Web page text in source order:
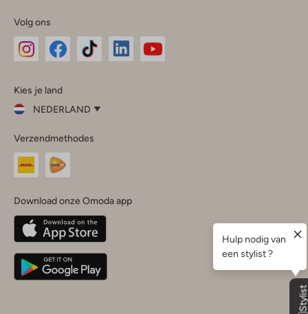
Volg ons
InstagramFacebook
Kies je land
NEDERLAND
je
land
Nederland
Belgique(Français)
Deutschland
Verzendmethodes
Download onze Omoda app